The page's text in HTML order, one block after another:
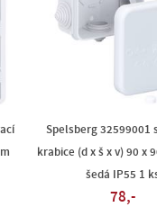
Spelsberg 32599001
krabice (d x š x v) 90 x
šedá IP55 1
78,-